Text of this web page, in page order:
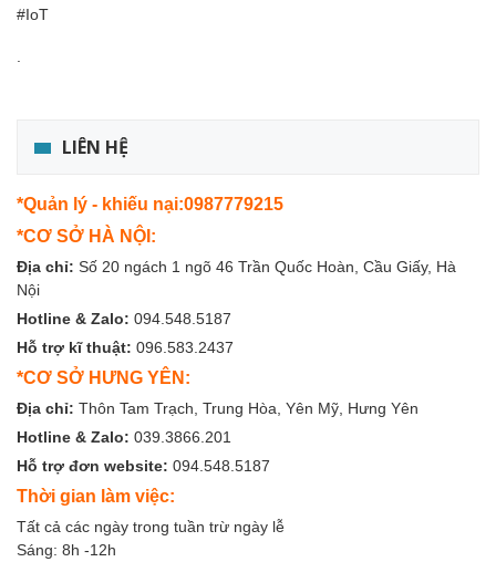
#IoT
LIÊN HỆ
*Quản lý - khiếu nại:0987779215
*CƠ SỞ HÀ NỘI:
Địa chỉ: Số 20 ngách 1 ngõ 46 Trần Quốc Hoàn, Cầu Giấy, Hà
Nội
Hotline & Zalo: 094.548.5187
Hỗ trợ kĩ thuật: 096.583.2437
*CƠ SỞ HƯNG YÊN:
Địa chỉ: Thôn Tam Trạch, Trung Hòa, Yên Mỹ, Hưng Yên
Hotline & Zalo: 039.3866.201
Hỗ trợ đơn website: 094.548.5187
Thời gian làm việc:
Tất cả các ngày trong tuần trừ ngày lễ
Sáng: 8h -12h